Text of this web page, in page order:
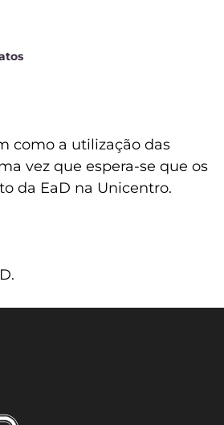
como a utilização das
vez que espera-se que os
da EaD na Unicentro.